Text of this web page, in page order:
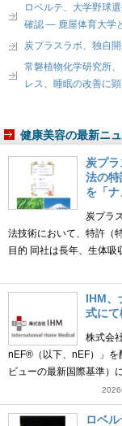
ロベルテ、大学野球
確認 ― 鹿屋体育大学
炭プラスラボ、独自
常磐植物化学研究所
レス、睡眠の改善に
健康美容の最新ニ
炭プ
法の
を「
炭プラ
法技術において、特許（
目的 同社は長年、生体
IHM、
式に
株式会
nEF®（以下、nEF）」を
ビューの最新国際基準）
2026
ロベ